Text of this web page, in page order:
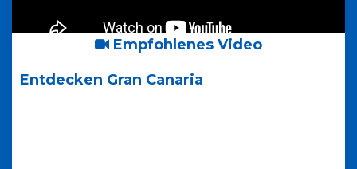
Empfohlenes Video
Entdecken Gran Canaria